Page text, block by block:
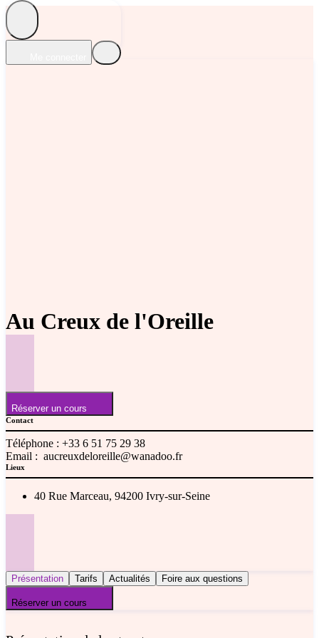
Au Creux de l'Oreille
Réserver un cours
Contact
Téléphone : +33 6 51 75 29 38
Email : aucreuxdeloreille@wanadoo.fr
Lieux
40 Rue Marceau, 94200 Ivry-sur-Seine
Présentation Tarifs Actualités Foire aux questions
Réserver un cours